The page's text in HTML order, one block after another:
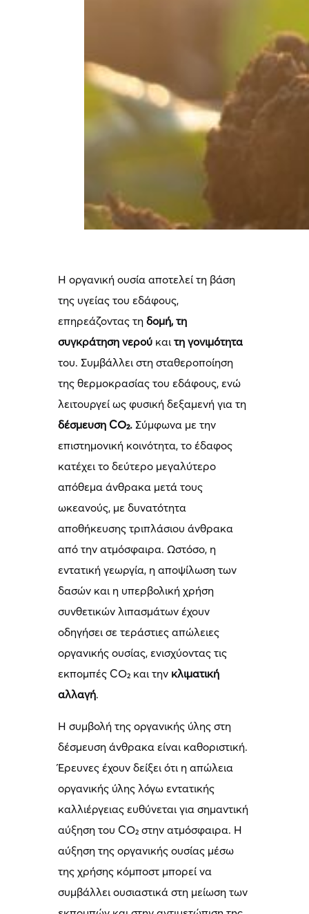
Η οργανική ουσία αποτελεί τη βάση
της υγείας του εδάφους,
επηρεάζοντας τηδομή, τη
συγκράτηση νερού καιτη γονιμότητα
του. Συμβάλλει στη σταθεροποίηση
της θερμοκρασίας του εδάφους, ενώ
λειτουργεί ως φυσική δεξαμενή για τη
δέσμευση CO₂. Σύμφωνα με την
επιστημονική κοινότητα, το έδαφος
κατέχει το δεύτερο μεγαλύτερο
απόθεμα άνθρακα μετά τους
ωκεανούς, με δυνατότητα
αποθήκευσης τριπλάσιου άνθρακα
από την ατμόσφαιρα. Ωστόσο, η
εντατική γεωργία, η αποψίλωση των
δασών και η υπερβολική χρήση
συνθετικών λιπασμάτων έχουν
οδηγήσει σε τεράστιες απώλειες
οργανικής ουσίας, ενισχύοντας τις
εκπομπές CO₂ και την κλιματική
αλλαγή.
Η συμβολή της οργανικής ύλης στη
δέσμευση άνθρακα είναι καθοριστική.
Έρευνες έχουν δείξει ότι η απώλεια
οργανικής ύλης λόγω εντατικής
καλλιέργειας ευθύνεται για σημαντική
αύξηση του CO₂ στην ατμόσφαιρα. Η
αύξηση της οργανικής ουσίας μέσω
της χρήσης κόμποστ μπορεί να
συμβάλλει ουσιαστικά στη μείωση των